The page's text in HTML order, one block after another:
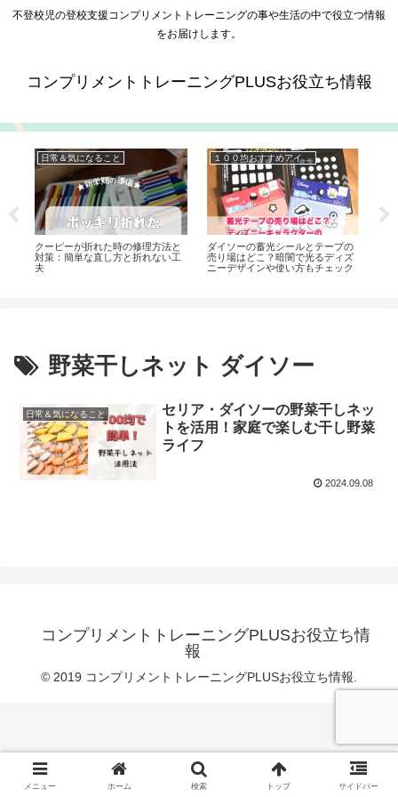
不登校児の登校支援コンプリメントトレーニングの事や生活の中で役立つ情報
をお届けします。
コンプリメントトレーニングPLUSお役立ち情報
日常＆気になること
クーピーが折れた時の修理方法と
対策：簡単な直し方と折れない工
夫
１００均おすすめアイテム
ダイソーの蓄光シールとテープの
売り場はどこ？暗闇で光るディズ
ニーデザインや使い方もチェック
野菜干しネット ダイソー
日常＆気になること
セリア・ダイソーの野菜干しネッ
トを活用！家庭で楽しむ干し野菜
ライフ
2024.09.08
コンプリメントトレーニングPLUSお役立ち情
報
© 2019 コンプリメントトレーニングPLUSお役立ち情報.
メニュー ホーム 検索 トップ サイドバー